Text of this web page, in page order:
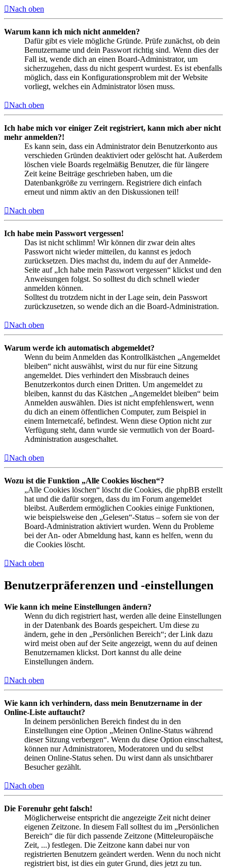
Nach oben
Warum kann ich mich nicht anmelden?
Dafür gibt es viele mögliche Gründe. Prüfe zunächst, ob dein
Benutzername und dein Passwort richtig sind. Wenn dies der
Fall ist, wende dich an einen Board-Administrator, um
sicherzugehen, dass du nicht gesperrt wurdest. Es ist ebenfalls
möglich, dass ein Konfigurationsproblem mit der Website
vorliegt, welches ein Administrator lösen muss.
Nach oben
Ich habe mich vor einiger Zeit registriert, kann mich aber nicht
mehr anmelden?!
Es kann sein, dass ein Administrator dein Benutzerkonto aus
verschieden Gründen deaktiviert oder gelöscht hat. Außerdem
löschen viele Boards regelmäßig Benutzer, die für längere
Zeit keine Beiträge geschrieben haben, um die
Datenbankgröße zu verringern. Registriere dich einfach
erneut und nimm aktiv an den Diskussionen teil!
Nach oben
Ich habe mein Passwort vergessen!
Das ist nicht schlimm! Wir können dir zwar dein altes
Passwort nicht wieder mitteilen, du kannst es jedoch
zurücksetzen. Dies machst du, indem du auf der Anmelde-
Seite auf „Ich habe mein Passwort vergessen“ klickst und den
Anweisungen folgst. So solltest du dich schnell wieder
anmelden können.
Solltest du trotzdem nicht in der Lage sein, dein Passwort
zurückzusetzen, so wende dich an die Board-Administration.
Nach oben
Warum werde ich automatisch abgemeldet?
Wenn du beim Anmelden das Kontrollkästchen „Angemeldet
bleiben“ nicht auswählst, wirst du nur für eine Sitzung
angemeldet. Dies verhindert den Missbrauch deines
Benutzerkontos durch einen Dritten. Um angemeldet zu
bleiben, kannst du das Kästchen „Angemeldet bleiben“ beim
Anmelden auswählen. Dies ist nicht empfehlenswert, wenn
du dich an einem öffentlichen Computer, zum Beispiel in
einem Internetcafé, befindest. Wenn diese Option nicht zur
Verfügung steht, dann wurde sie vermutlich von der Board-
Administration ausgeschaltet.
Nach oben
Wozu ist die Funktion „Alle Cookies löschen“?
„Alle Cookies löschen“ löscht die Cookies, die phpBB erstellt
hat und die dafür sorgen, dass du im Forum angemeldet
bleibst. Außerdem ermöglichen Cookies einige Funktionen,
wie beispielsweise den „Gelesen“-Status – sofern sie von der
Board-Administration aktiviert wurden. Wenn du Probleme
bei der An- oder Abmeldung hast, kann es helfen, wenn du
die Cookies löscht.
Nach oben
Benutzerpräferenzen und -einstellungen
Wie kann ich meine Einstellungen ändern?
Wenn du dich registriert hast, werden alle deine Einstellungen
in der Datenbank des Boards gespeichert. Um diese zu
ändern, gehe in den „Persönlichen Bereich“; der Link dazu
wird meist oben auf der Seite angezeigt, wenn du auf deinen
Benutzernamen klickst. Dort kannst du alle deine
Einstellungen ändern.
Nach oben
Wie kann ich verhindern, dass mein Benutzername in der
Online-Liste auftaucht?
In deinem persönlichen Bereich findest du in den
Einstellungen eine Option „Meinen Online-Status während
dieser Sitzung verbergen“. Wenn du diese Option einschaltest,
können nur Administratoren, Moderatoren und du selbst
deinen Online-Status sehen. Du wirst dann als unsichtbarer
Besucher gezählt.
Nach oben
Die Forenuhr geht falsch!
Möglicherweise entspricht die angezeigte Zeit nicht deiner
eigenen Zeitzone. In diesem Fall solltest du im „Persönlichen
Bereich“ die für dich passende Zeitzone (Mitteleuropäische
Zeit, ...) festlegen. Die Zeitzone kann dabei nur von
registrierten Benutzern geändert werden. Wenn du noch nicht
registriert bist, ist dies ein guter Grund, dies jetzt zu tun.